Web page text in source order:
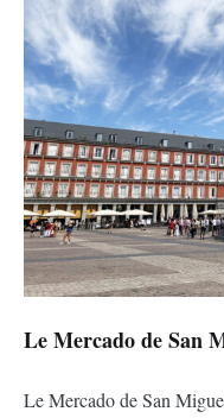
Le Mercado de San
Le Mercado de San